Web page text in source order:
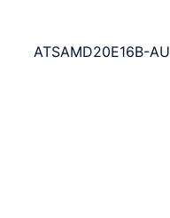
ATSAMD20E16B-AU